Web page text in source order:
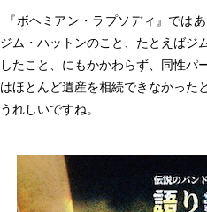
『ボヘミアン・ラプソディ』では
ジム・ハットンのこと、たとえばジ
したこと、にもかかわらず、同性パ
はほとんど遺産を相続できなかった
うれしいですね。